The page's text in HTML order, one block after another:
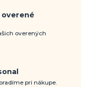
overených
pri nákupe.